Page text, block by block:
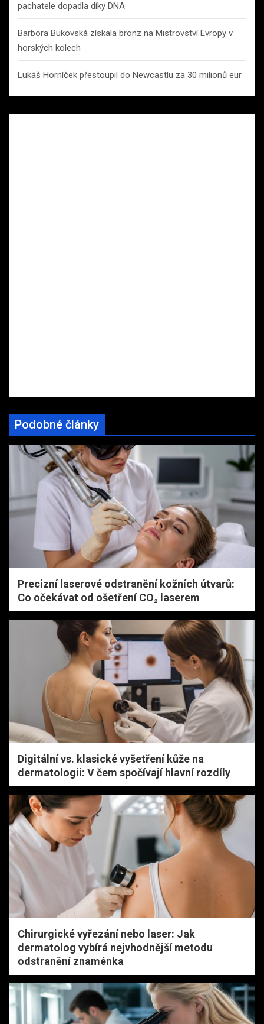
pachatele dopadla díky DNA
Barbora Bukovská získala bronz na Mistrovství Evropy v
horských kolech
Lukáš Horníček přestoupil do Newcastlu za 30 milionů eur
Podobné články
Precizní laserové odstranění kožních útvarů:
Co očekávat od ošetření CO₂ laserem
Digitální vs. klasické vyšetření kůže na
dermatologii: V čem spočívají hlavní rozdíly
Chirurgické vyřezání nebo laser: Jak
dermatolog vybírá nejvhodnější metodu
odstranění znaménka